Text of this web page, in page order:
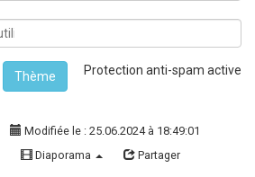
Thème Protection anti-spam active
Modifiée le : 25.06.2024 à 18:49:01
Diaporama Partager